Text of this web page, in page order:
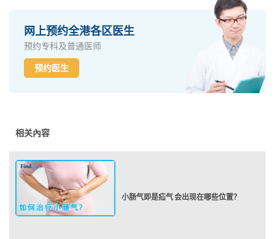
网上预约全港各区医生
预约专科及普通医师
预约医生
相关內容
小肠气即是疝气 会出现在哪些位置？